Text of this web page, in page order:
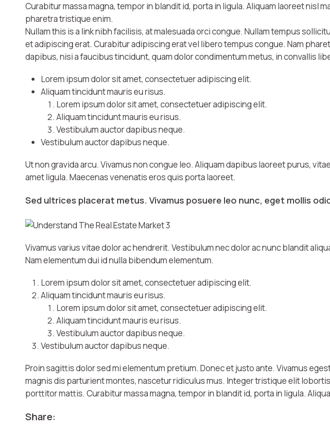
Curabitur massa magna, tempor in blandit id, porta in ligula. Aliquam laoreet nisl
pharetra tristique enim.
Nullam this is a link nibh facilisis, at malesuada orci congue. Nullam tempus
et adipiscing erat. Curabitur adipiscing erat vel libero tempus congue. Nam
dapibus, nisi a faucibus tincidunt, quam dolor condimentum metus, in convallis
Lorem ipsum dolor sit amet, consectetuer adipiscing elit.
Aliquam tincidunt mauris eu risus.
Lorem ipsum dolor sit amet, consectetuer adipiscing elit.
Aliquam tincidunt mauris eu risus.
Vestibulum auctor dapibus neque.
Vestibulum auctor dapibus neque.
Ut non gravida arcu. Vivamus non congue leo. Aliquam dapibus laoreet purus,
amet ligula. Maecenas venenatis eros quis porta laoreet.
Sed ultrices placerat metus. Vivamus posuere leo nunc, eget mollis
Vivamus varius vitae dolor ac hendrerit. Vestibulum nec dolor ac nunc blandit
Nam elementum dui id nulla bibendum elementum.
Lorem ipsum dolor sit amet, consectetuer adipiscing elit.
Aliquam tincidunt mauris eu risus.
Lorem ipsum dolor sit amet, consectetuer adipiscing elit.
Aliquam tincidunt mauris eu risus.
Vestibulum auctor dapibus neque.
Vestibulum auctor dapibus neque.
Proin sagittis dolor sed mi elementum pretium. Donec et justo ante. Vivamus
magnis dis parturient montes, nascetur ridiculus mus. Integer tristique elit
porttitor mattis. Curabitur massa magna, tempor in blandit id, porta in ligula.
Share: